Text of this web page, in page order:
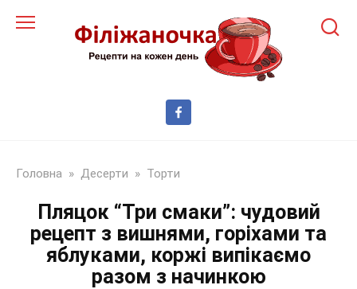
до
Головна » Десерти » Торти
Пляцок “Три смаки”: чудовий
рецепт з вишнями, горіхами та
яблуками, коржі випікаємо
разом з начинкою